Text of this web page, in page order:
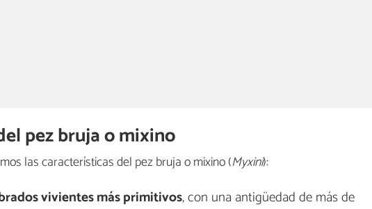
pez bruja o mixino
las características del pez bruja o mixino (Myxini):
vivientes más primitivos, con una antigüedad de más de